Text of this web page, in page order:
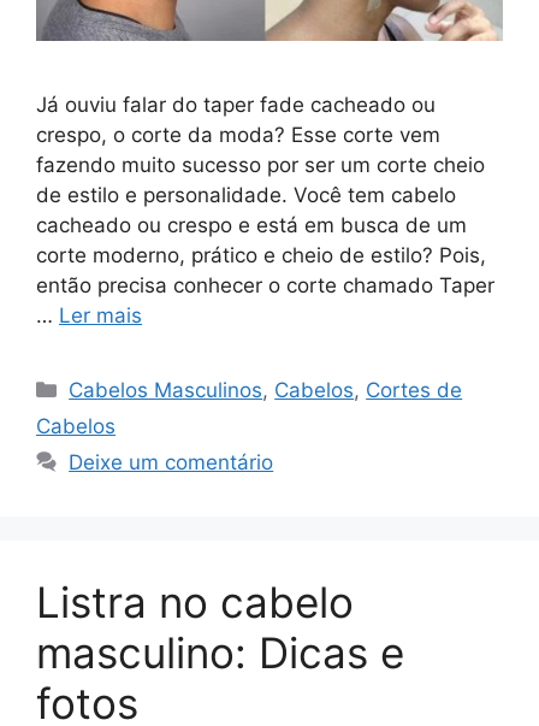
Já ouviu falar do taper fade cacheado ou
crespo, o corte da moda? Esse corte vem
fazendo muito sucesso por ser um corte cheio
de estilo e personalidade. Você tem cabelo
cacheado ou crespo e está em busca de um
corte moderno, prático e cheio de estilo? Pois,
então precisa conhecer o corte chamado Taper
… Ler mais
Categorias
Cabelos Masculinos, Cabelos, Cortes de
Cabelos
Deixe um comentário
Listra no cabelo
masculino: Dicas e
fotos